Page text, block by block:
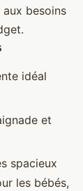
besoins
idéal
et
spacieux
les bébés,